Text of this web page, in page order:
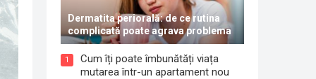
Dermatita periorală: de ce rutina
complicată poate agrava problema
1
Cum îți poate îmbunătăți viața
mutarea într-un apartament nou